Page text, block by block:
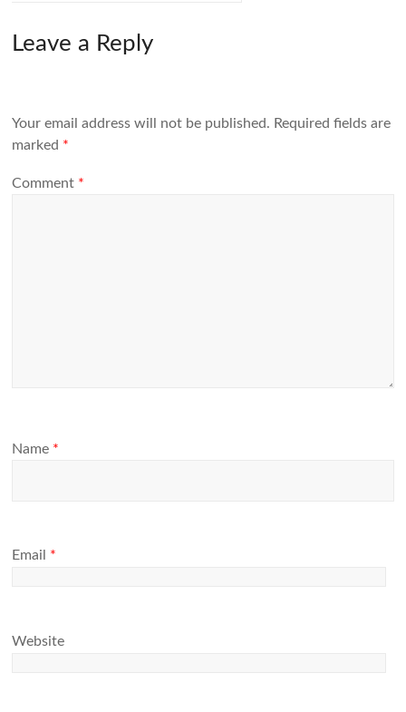
Leave a Reply
Your email address will not be published. Required fields are
marked *
Comment *
Name *
Email *
Website